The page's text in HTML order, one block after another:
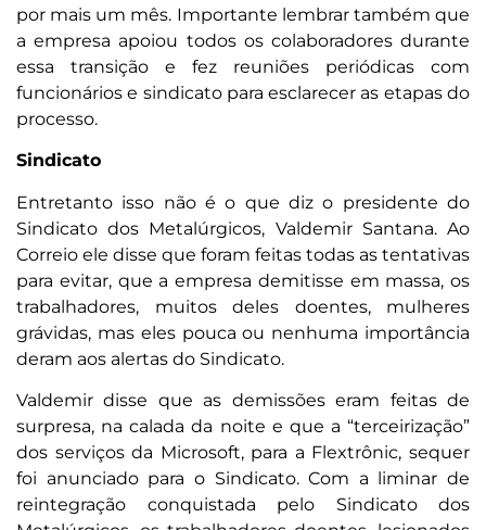
por mais um mês. Importante lembrar também que
a empresa apoiou todos os colaboradores durante
essa transição e fez reuniões periódicas com
funcionários e sindicato para esclarecer as etapas do
processo.
Sindicato
Entretanto isso não é o que diz o presidente do
Sindicato dos Metalúrgicos, Valdemir Santana. Ao
Correio ele disse que foram feitas todas as tentativas
para evitar, que a empresa demitisse em massa, os
trabalhadores, muitos deles doentes, mulheres
grávidas, mas eles pouca ou nenhuma importância
deram aos alertas do Sindicato.
Valdemir disse que as demissões eram feitas de
surpresa, na calada da noite e que a “terceirização”
dos serviços da Microsoft, para a Flextrônic, sequer
foi anunciado para o Sindicato. Com a liminar de
reintegração conquistada pelo Sindicato dos